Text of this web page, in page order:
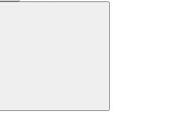
Buscar